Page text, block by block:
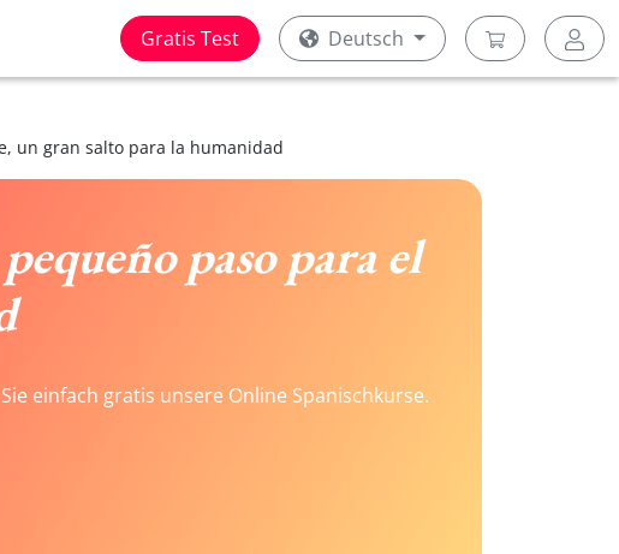
Gratis Test Deutsch
un gran salto para la humanidad
paso para el
einfach gratis unsere Online Spanischkurse.